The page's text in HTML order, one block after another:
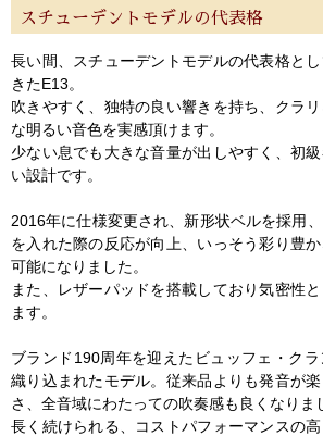
スチューデントモデルの代表格
長い間、スチューデントモデルの代表格と
きたE13。
吹きやすく、独特の良い響きを持ち、クラ
な明るい音色を実感頂けます。
少ない息でも大きな音量が出しやすく、初
い設計です。
2016年に仕様変更され、新形状ベルを採用
を入れた際の反応が向上、いっそう彩り豊
可能になりました。
また、レザーパッドを搭載しており気密性
ます。
ブランド190周年を迎えたビュッフェ・ク
織り込まれたモデル。従来品よりも発音が
さ、全音域にわたっての吹奏感も良くなりま
長く続けられる、コストパフォーマンスの